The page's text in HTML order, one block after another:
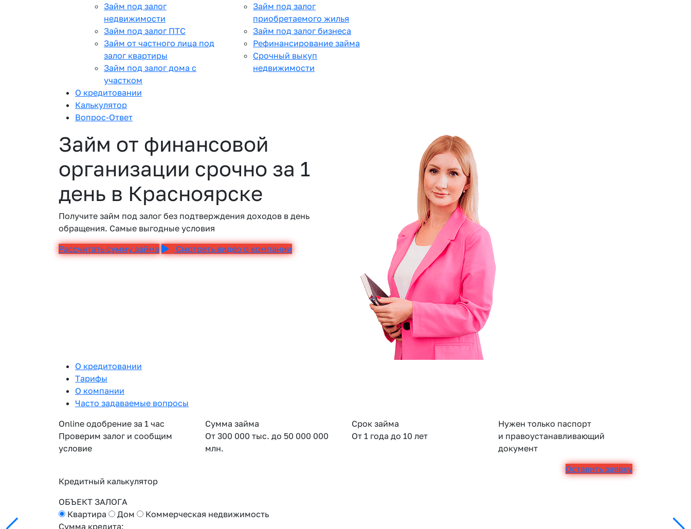
Займ под залог
недвижимости
Займ под залог ПТС
Займ от частного лица под
залог квартиры
Займ под залог дома с
участком
Займ под залог
приобретаемого жилья
Займ под залог бизнеса
Рефинансирование займа
Срочный выкуп
недвижимости
О кредитовании
Калькулятор
Вопрос-Ответ
Займ от финансовой
организации срочно за 1
день в Красноярске
Получите займ под залог без подтверждения доходов в день
обращения. Самые выгодные условия
Рассчитать сумму займа
Смотреть видео о компании
О кредитовании
Тарифы
О компании
Часто задаваемые вопросы
Online одобрение за 1 час
Проверим залог и сообщим
условие
Сумма займа
От 300 000 тыс. до 50 000 000
млн.
Срок займа
От 1 года до 10 лет
Нужен только паспорт
и правоустанавливающий
документ
Оставить заявку
Кредитный калькулятор
ОБЪЕКТ ЗАЛОГА
Квартира
Дом
Коммерческая недвижимость
Сумма кредита: